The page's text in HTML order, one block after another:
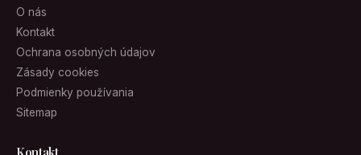
O nás
Kontakt
Ochrana osobných údajov
Zásady cookies
Podmienky používania
Sitemap